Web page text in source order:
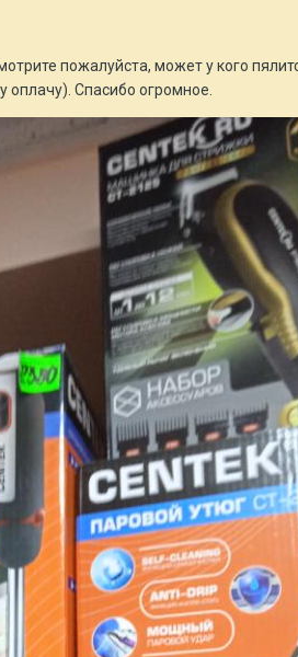
пожалуйста, может у кого
оплачу). Спасибо огромное.